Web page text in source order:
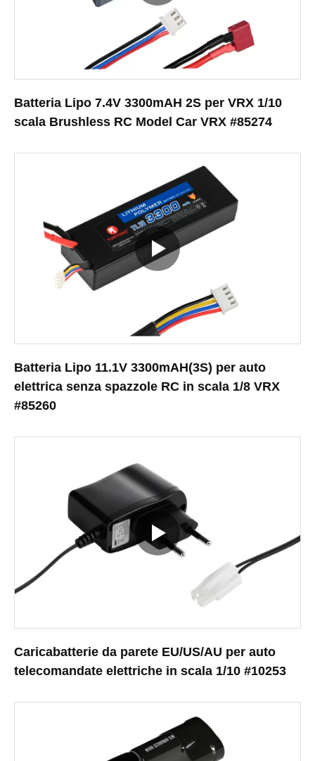
Batteria Lipo 7.4V 3300mAH 2S per VRX 1/10
scala Brushless RC Model Car VRX #85274
Batteria Lipo 11.1V 3300mAH(3S) per auto
elettrica senza spazzole RC in scala 1/8 VRX
#85260
Caricabatterie da parete EU/US/AU per auto
telecomandate elettriche in scala 1/10 #10253